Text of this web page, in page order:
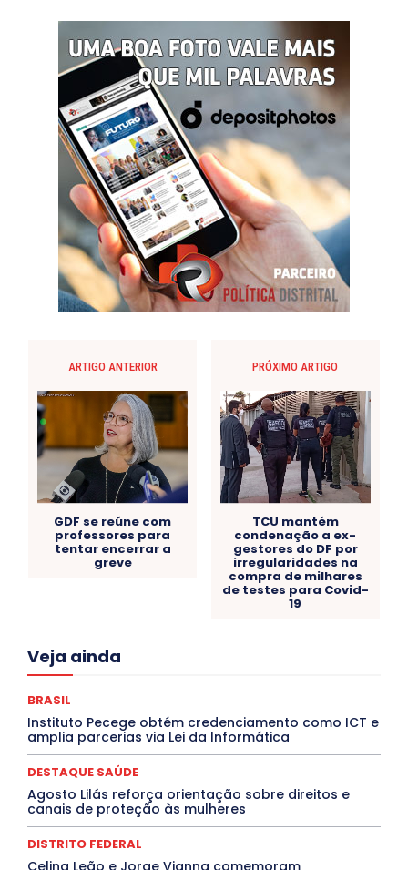
ARTIGO ANTERIOR
GDF se reúne com
professores para
tentar encerrar a
greve
PRÓXIMO ARTIGO
TCU mantém
condenação a ex-
gestores do DF por
irregularidades na
compra de milhares
de testes para Covid-
19
Veja ainda
Acre
Congressuanas & Esplanadumas
Crônica Política
Cultura e Tal
DANÇA Dengue
Denuncia
DESTAQUE BRASIL
DESTAQUE DF
DESTAQUE SAÚDE
DESTAQUES OUTROS
ELEIÇÕES
EMPREGO E OPORTUNIDADES
ENTORNO
Especial
Espírito Santo
EVENTOS
EXPOSIÇÃO Featured
Febre Amarela
INTELIGÊNCIA ARTIFICIAL
INTERNACIONAL
BRASIL
Instituto Pecege obtém credenciamento como ICT e
amplia parcerias via Lei da Informática
DESTAQUE SAÚDE
Agosto Lilás reforça orientação sobre direitos e
canais de proteção às mulheres
DISTRITO FEDERAL